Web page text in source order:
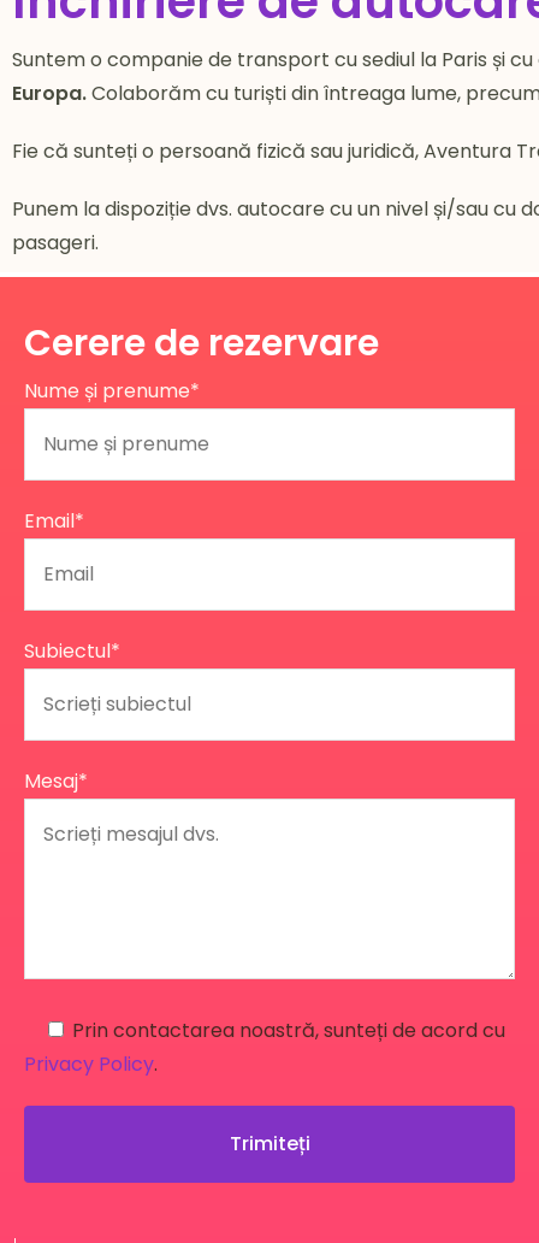
Suntem o companie de transport cu sediul la Paris și
Europa.Colaborăm cu turiști din întreaga lume,
Fie că sunteți o persoană fizică sau juridică, Aventura
Punem la dispoziție dvs. autocare cu un nivel și/sau
pasageri.
Cerere de rezervare
Nume și prenume*
Email*
Subiectul*
Mesaj*
Prin contactarea noastră, sunteți de acord cu
Privacy Policy.